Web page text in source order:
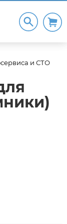
и СТО